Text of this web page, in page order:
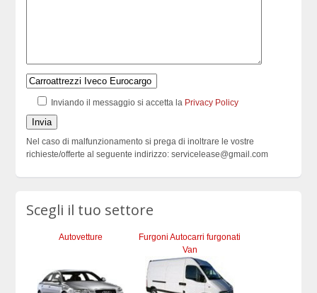
Inviando il messaggio si accetta la Privacy Policy
Nel caso di malfunzionamento si prega di inoltrare le vostre
richieste/offerte al seguente indirizzo: servicelease@gmail.com
Scegli il tuo settore
Autovetture
Furgoni Autocarri furgonati
Van